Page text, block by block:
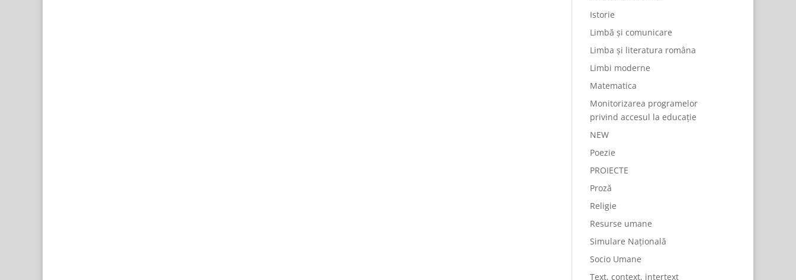
Istorie
Limbă și comunicare
Limba și literatura româna
Limbi moderne
Matematica
Monitorizarea programelor
privind accesul la educație
NEW
Poezie
PROIECTE
Proză
Religie
Resurse umane
Simulare Națională
Socio Umane
Text, context, intertext